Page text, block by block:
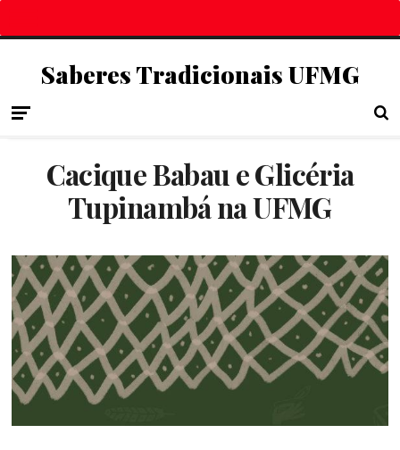
Saberes Tradicionais UFMG
Cacique Babau e Glicéria
Tupinambá na UFMG